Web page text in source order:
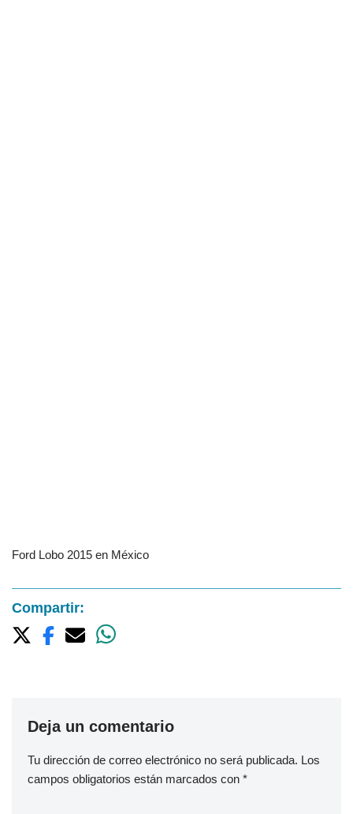
Ford Lobo 2015 en México
Compartir:
Deja un comentario
Tu dirección de correo electrónico no será publicada. Los
campos obligatorios están marcados con *